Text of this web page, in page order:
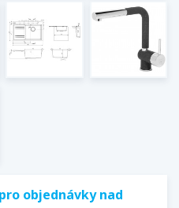
objednávky nad